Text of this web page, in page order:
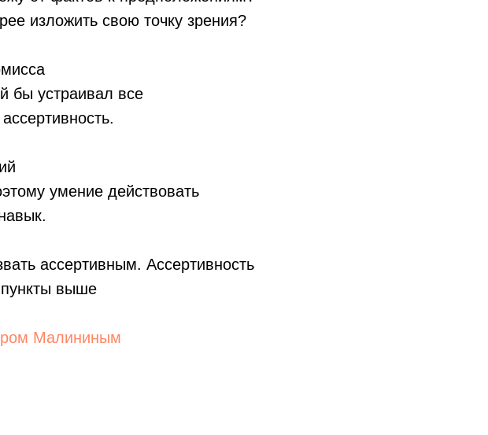
изложить свою точку зрения?
бы устраивал все
умение действовать
ассертивным. Ассертивность
пункты выше
Малининым